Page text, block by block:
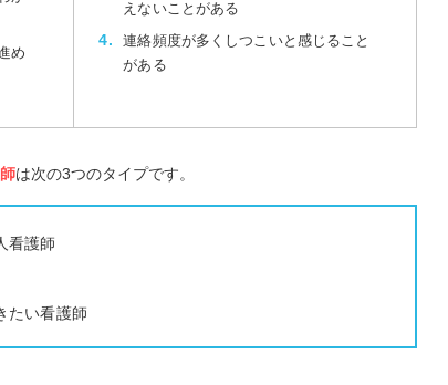
め
えないことがある
連絡頻度が多くしつこいと感じること
がある
は次の3つのタイプです。
看護師
たい看護師